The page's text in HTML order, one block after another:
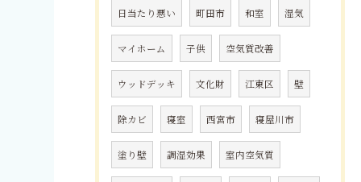
日当たり悪い 町田市 和室 湿気
マイホーム 子供 空気質改善
ウッドデッキ 文化財 江東区 壁
除カビ 寝室 西宮市 寝屋川市
塗り壁 調湿効果 室内空気質